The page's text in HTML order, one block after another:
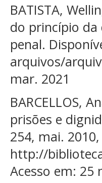
BATISTA,
do princípio da
penal.
arquivos/
mar. 2021
BARCELLOS,
prisões e
254, mai.
http://
Acesso em: 25